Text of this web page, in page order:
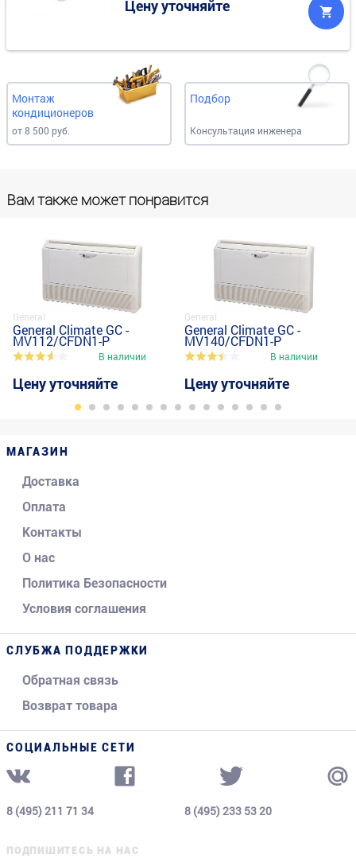
Цену уточняйте
Монтаж
кондиционеров
от 8 500 руб.
Подбор
Консультация инженера
Вам также может понравится
General
General Climate GC -
MV112/CFDN1-P
В наличии
Цену уточняйте
General
General Climate GC -
MV140/CFDN1-P
В наличии
Цену уточняйте
МАГАЗИН
Доставка
Оплата
Контакты
О нас
Политика Безопасности
Условия соглашения
СЛУБЖА ПОДДЕРЖКИ
Обратная связь
Возврат товара
СОЦИАЛЬНЫЕ СЕТИ
8 (495) 211 71 34 8 (495) 233 53 20
ПОДПИШИТЕСЬ НА НАС